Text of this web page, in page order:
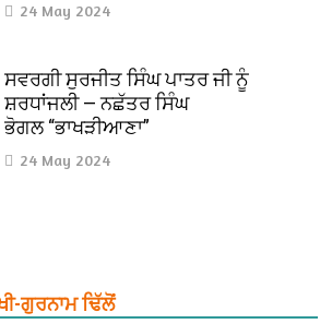
24 May 2024
ਸਵਰਗੀ ਸੁਰਜੀਤ ਸਿੰਘ ਪਾਤਰ ਜੀ ਨੂੰ
ਸ਼ਰਧਾਂਜਲੀ — ਨਛੱਤਰ ਸਿੰਘ
ਭੋਗਲ “ਭਾਖੜੀਆਣਾ”
24 May 2024
ਗੁਰਨਾਮ ਢਿੱਲੋਂ